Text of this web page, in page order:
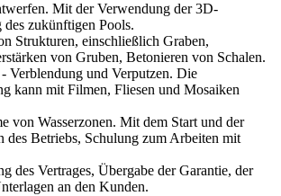
Mit der Verwendung der 3D-
zukünftigen Pools.
Strukturen, einschließlich Graben,
von Gruben, Betonieren von Schalen.
Verblendung und Verputzen. Die
kann mit Filmen, Fliesen und Mosaiken
von Wasserzonen. Mit dem Start und der
des Betriebs, Schulung zum Arbeiten mit
des Vertrages, Übergabe der Garantie, der
an den Kunden.